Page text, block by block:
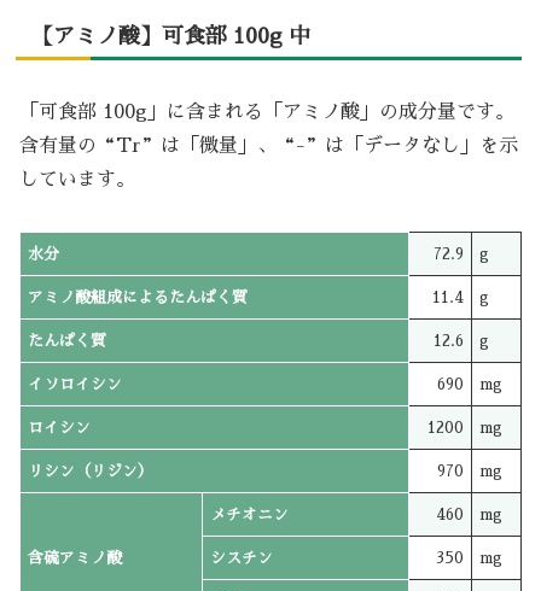
【アミノ酸】可食部 100g 中
「可食部 100g」に含まれる「アミノ酸」の成分量です。
含有量の“Tr”は「微量」、“-”は「データなし」を示
しています。
水分 72.9 g
アミノ酸組成によるたんぱく質 11.4 g
たんぱく質 12.6 g
イソロイシン 690 mg
ロイシン 1200 mg
リシン（リジン） 970 mg
含硫アミノ酸
メチオニン 460 mg
シスチン 350 mg